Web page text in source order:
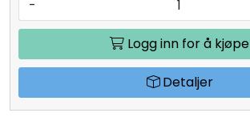
-
Logg inn for å kjøpe
Detaljer